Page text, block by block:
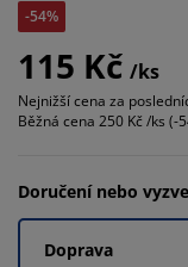
-54%
115 Kč /ks
Nejnižší cena za
Běžná cena 250 Kč /ks (-
Doručení nebo
Doprava